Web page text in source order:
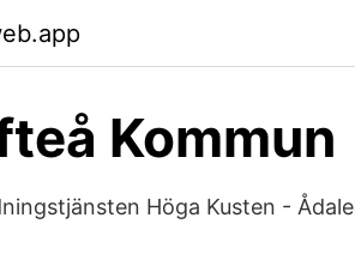
Kommun
Höga Kusten -